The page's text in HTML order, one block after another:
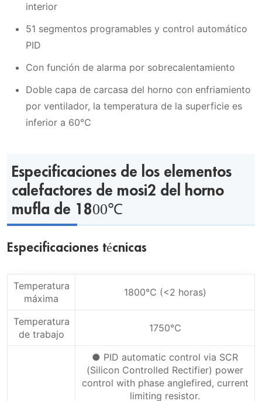
interior
51 segmentos programables y control automático
PID
Con función de alarma por sobrecalentamiento
Doble capa de carcasa del horno con enfriamiento
por ventilador, la temperatura de la superficie es
inferior a 60℃
Especificaciones de los elementos
calefactores de mosi2 del horno
mufla de 1800℃
Especificaciones técnicas
Temperatura
máxima
1800℃ (<2 horas)
Temperatura
de trabajo
1750℃
● PID automatic control via SCR
(Silicon Controlled Rectifier) power
control with phase anglefired, current
limiting resistor.